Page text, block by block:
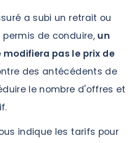
a subi un retrait ou
de conduire, un
pas le prix de
des antécédents de
le nombre d'offres et
indique les tarifs pour